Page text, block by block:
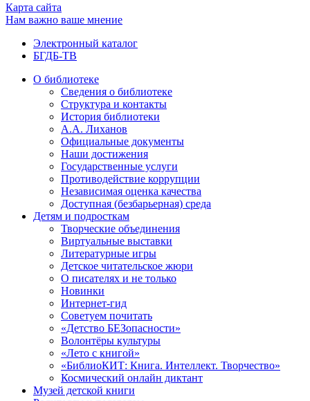
Карта сайта
Нам важно ваше мнение
Электронный каталог
БГДБ-ТВ
О библиотеке
Сведения о библиотеке
Структура и контакты
История библиотеки
А.А. Лиханов
Официальные документы
Наши достижения
Государственные услуги
Противодействие коррупции
Независимая оценка качества
Доступная (безбарьерная) среда
Детям и подросткам
Творческие объединения
Виртуальные выставки
Литературные игры
Детское читательское жюри
О писателях и не только
Новинки
Интернет-гид
Советуем почитать
«Детство БЕЗопасности»
Волонтёры культуры
«Лето с книгой»
«БиблиоКИТ: Книга. Интеллект. Творчество»
Космический онлайн диктант
Музей детской книги